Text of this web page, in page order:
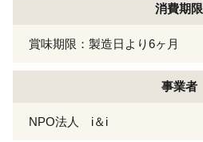
消費期限
賞味期限：製造日より6ヶ月
事業者
NPO法人 i＆i